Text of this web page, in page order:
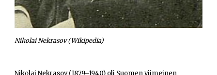
Nikolai Nekrasov (Wikipedia)
Nikolai Nekrasov (1879–1940) oli Suomen viimeinen